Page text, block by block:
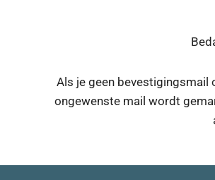
Als je geen
ongewenste mail wordt